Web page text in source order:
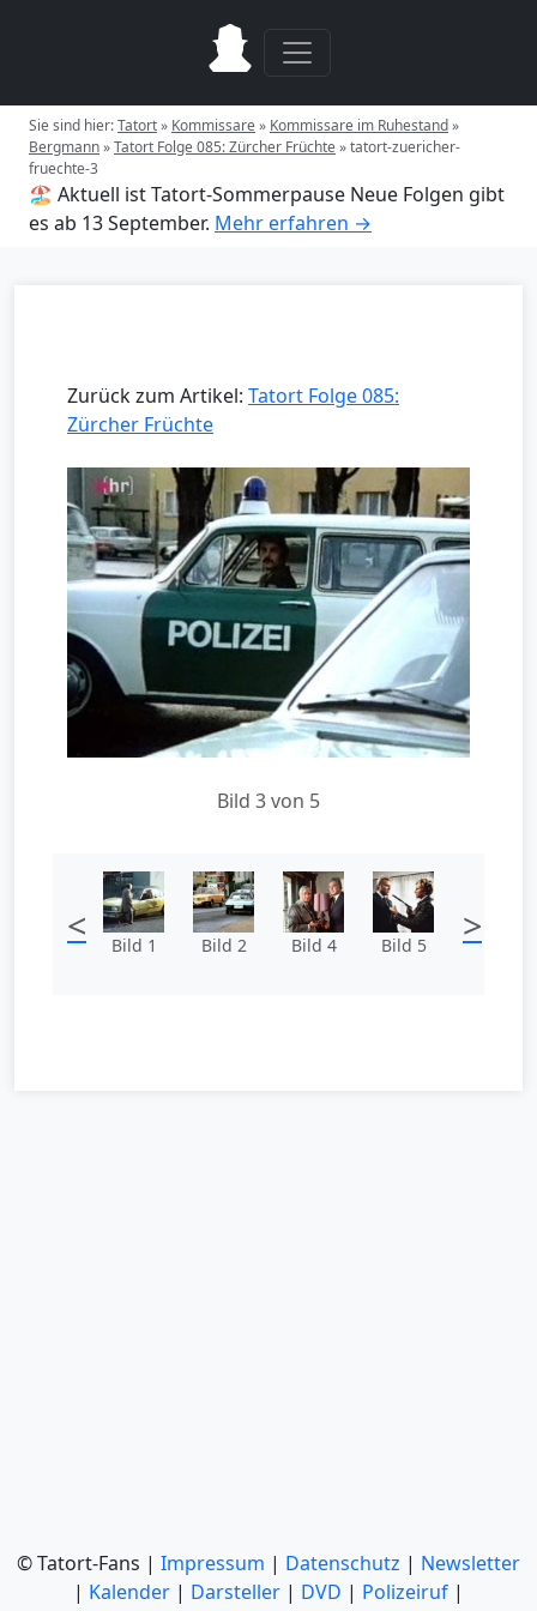
Sie sind hier:Tatort» Kommissare» Kommissare im Ruhestand»
Bergmann»Tatort Folge 085: Zürcher Früchte»tatort-zuericher-
fruechte-3
🏖️ Aktuell ist Tatort-Sommerpause Neue Folgen gibt
es ab 13 September. Mehr erfahren →
Zurück zum Artikel: Tatort Folge 085:
Zürcher Früchte
Bild 3 von 5
< Bild 1 Bild 2 Bild 4 Bild 5 >
© Tatort-Fans | Impressum | Datenschutz | Newsletter
| Kalender | Darsteller | DVD | Polizeiruf |